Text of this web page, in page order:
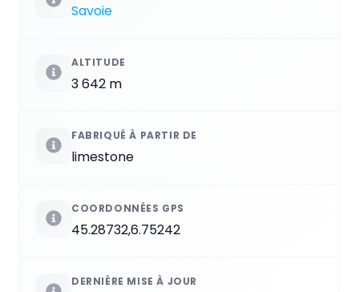
Savoie
ALTITUDE
3 642 m
FABRIQUÉ À PARTIR DE
limestone
COORDONNÉES GPS
45.28732,6.75242
DERNIÈRE MISE À JOUR